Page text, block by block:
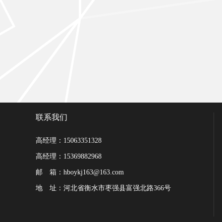
联系我们
高经理：15063351328
高经理：15369882968
邮 箱：hboykj163@163.com
地 址：河北省衡水市枣强县富强北路366号